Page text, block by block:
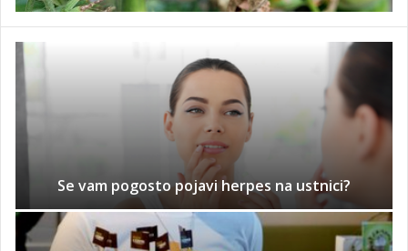
Se vam pogosto pojavi herpes na ustnici?